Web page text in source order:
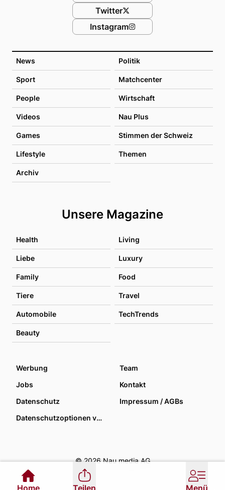
News Politik
Sport Matchcenter
People Wirtschaft
Videos Nau Plus
Games Stimmen der Schweiz
Lifestyle Themen
Archiv
Unsere Magazine
Health Living
Liebe Luxury
Family Food
Tiere Travel
Automobile TechTrends
Beauty
Twitter
Instagram
Werbung
Team
Jobs
Kontakt
Datenschutz
Impressum / AGBs
Datenschutzoptionen verwalten
© 2026 Nau media AG
Home Teilen Menü